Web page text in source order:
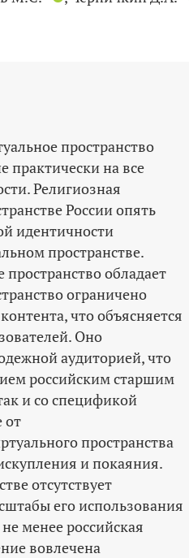
пространство
практически на все
Религиозная
России опять
идентичности
пространстве.
пространство обладает
ограничено
что объясняется
Оно
аудиторией, что
российским старшим
и со спецификой
от
пространства
и покаяния.
отсутствует
его использования
менее российская
вовлечена